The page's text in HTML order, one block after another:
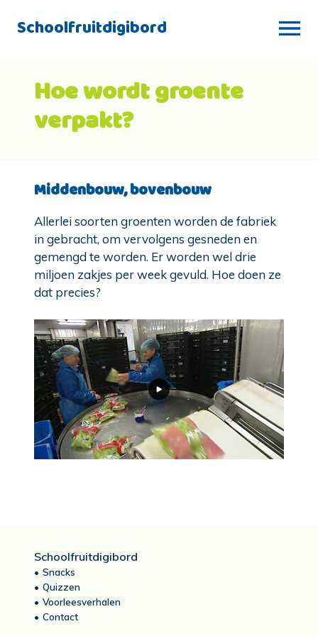
Schoolfruitdigibord
Hoe wordt groente
verpakt?
Middenbouw, bovenbouw
Allerlei soorten groenten worden de fabriek
in gebracht, om vervolgens gesneden en
gemengd te worden. Er worden wel drie
miljoen zakjes per week gevuld. Hoe doen ze
dat precies?
Schoolfruitdigibord
Snacks
Quizzen
Voorleesverhalen
Contact